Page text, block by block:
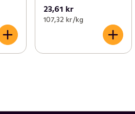
23,61 kr
107,32 kr /kg